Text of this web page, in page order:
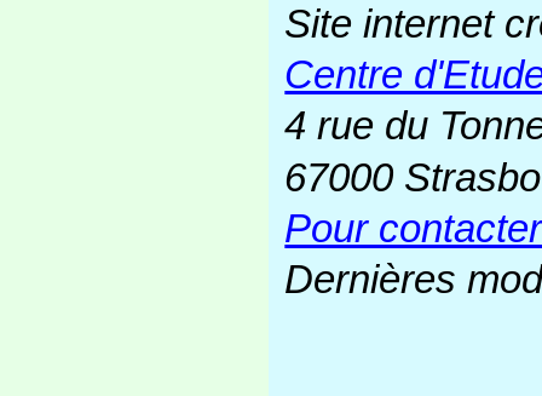
Site internet
Centre
4 rue du
67000
Pour
Dernières